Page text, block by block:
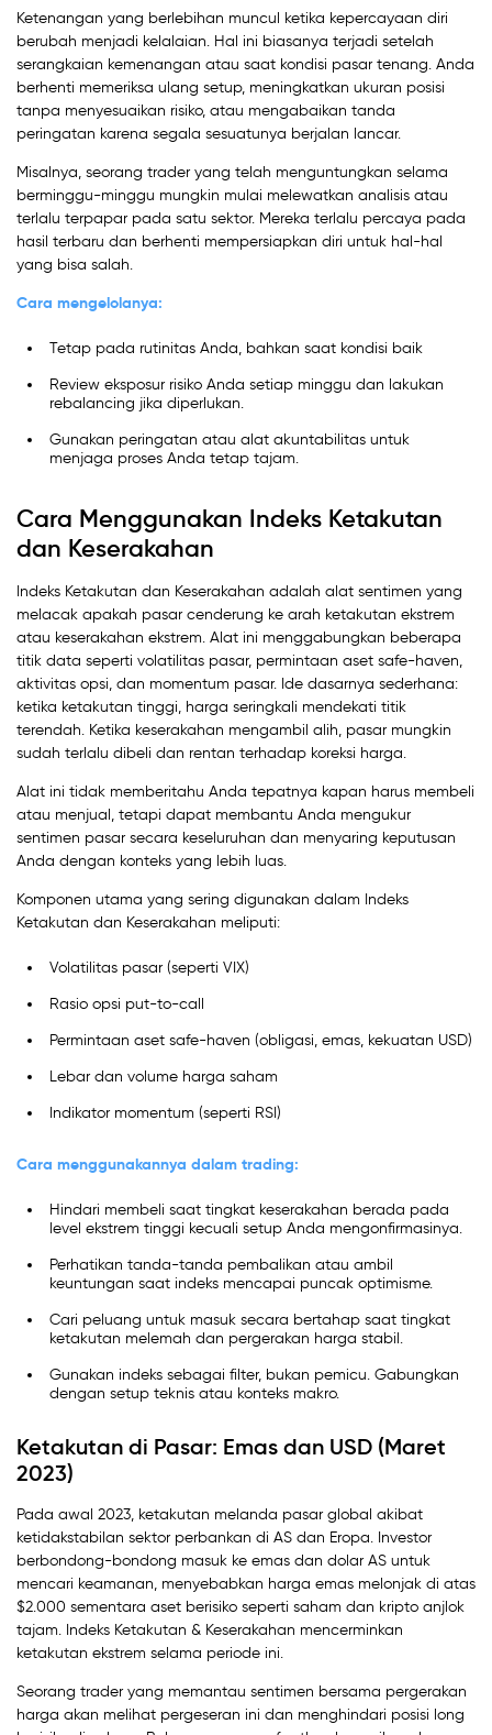
Ketenangan yang berlebihan muncul ketika kepercayaan diri
berubah menjadi kelalaian. Hal ini biasanya terjadi setelah
serangkaian kemenangan atau saat kondisi pasar tenang. Anda
berhenti memeriksa ulang setup, meningkatkan ukuran posisi
tanpa menyesuaikan risiko, atau mengabaikan tanda
peringatan karena segala sesuatunya berjalan lancar.
Misalnya, seorang trader yang telah menguntungkan selama
berminggu-minggu mungkin mulai melewatkan analisis atau
terlalu terpapar pada satu sektor. Mereka terlalu percaya pada
hasil terbaru dan berhenti mempersiapkan diri untuk hal-hal
yang bisa salah.
Cara mengelolanya:
Tetap pada rutinitas Anda, bahkan saat kondisi baik
Review eksposur risiko Anda setiap minggu dan lakukan
rebalancing jika diperlukan.
Gunakan peringatan atau alat akuntabilitas untuk
menjaga proses Anda tetap tajam.
Cara Menggunakan Indeks Ketakutan
dan Keserakahan
Indeks Ketakutan dan Keserakahan adalah alat sentimen yang
melacak apakah pasar cenderung ke arah ketakutan ekstrem
atau keserakahan ekstrem. Alat ini menggabungkan beberapa
titik data seperti volatilitas pasar, permintaan aset safe-haven,
aktivitas opsi, dan momentum pasar. Ide dasarnya sederhana:
ketika ketakutan tinggi, harga seringkali mendekati titik
terendah. Ketika keserakahan mengambil alih, pasar mungkin
sudah terlalu dibeli dan rentan terhadap koreksi harga.
Alat ini tidak memberitahu Anda tepatnya kapan harus membeli
atau menjual, tetapi dapat membantu Anda mengukur
sentimen pasar secara keseluruhan dan menyaring keputusan
Anda dengan konteks yang lebih luas.
Komponen utama yang sering digunakan dalam Indeks
Ketakutan dan Keserakahan meliputi:
Volatilitas pasar (seperti VIX)
Rasio opsi put-to-call
Permintaan aset safe-haven (obligasi, emas, kekuatan USD)
Lebar dan volume harga saham
Indikator momentum (seperti RSI)
Cara menggunakannya dalam trading:
Hindari membeli saat tingkat keserakahan berada pada
level ekstrem tinggi kecuali setup Anda mengonfirmasinya.
Perhatikan tanda-tanda pembalikan atau ambil
keuntungan saat indeks mencapai puncak optimisme.
Cari peluang untuk masuk secara bertahap saat tingkat
ketakutan melemah dan pergerakan harga stabil.
Gunakan indeks sebagai filter, bukan pemicu. Gabungkan
dengan setup teknis atau konteks makro.
Ketakutan di Pasar: Emas dan USD (Maret
2023)
Pada awal 2023, ketakutan melanda pasar global akibat
ketidakstabilan sektor perbankan di AS dan Eropa. Investor
berbondong-bondong masuk ke emas dan dolar AS untuk
mencari keamanan, menyebabkan harga emas melonjak di atas
$2.000 sementara aset berisiko seperti saham dan kripto anjlok
tajam. Indeks Ketakutan & Keserakahan mencerminkan
ketakutan ekstrem selama periode ini.
Seorang trader yang memantau sentimen bersama pergerakan
harga akan melihat pergeseran ini dan menghindari posisi long